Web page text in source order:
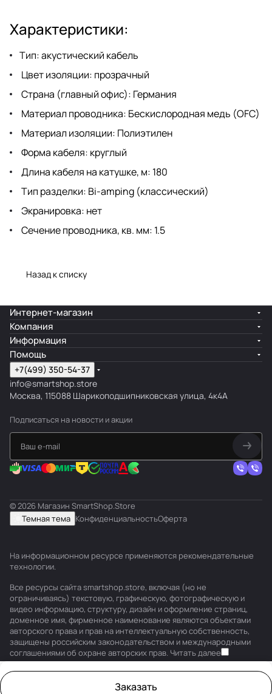
Характеристики:
Тип: акустический кабель
Цвет изоляции: прозрачный
Страна (главный офис): Германия
Материал проводника: Бескислородная медь (OFC)
Материал изоляции: Полиэтилен
Форма кабеля: круглый
Длина кабеля на катушке, м: 180
Тип разделки: Bi-amping (классический)
Экранировка: нет
Сечение проводника, кв. мм: 1.5
Назад к списку
Заказать
Интернет-магазин
Компания
Информация
Помощь
+7(499) 350-54-37
info@smartshop.store
Москва, 115088 Шарикоподшипниковская улица, 4к4А
Подписаться на новости и акции
© 2026 Магазин SmartShop.Store
Темная тема КонфиденциальностьОферта
На информационном ресурсе применяются рекомендательные
технологии.
Все ресурсы сайта smartshop.store, включая (но не
ограничиваясь) текстовую, графическую, фотографическую и
видео информацию, структуру, дизайн и оформление страниц,
доменное имя, фирменное наименование являются объектами
авторского права и прав на интеллектуальную собственность,
защищены российским законодательством и международными
соглашениями об охране авторских прав. Читать далее